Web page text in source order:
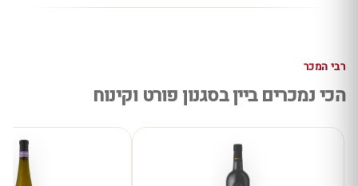
רבי המכר
הכי נמכרים ביין בסגנון פורט וקינוח